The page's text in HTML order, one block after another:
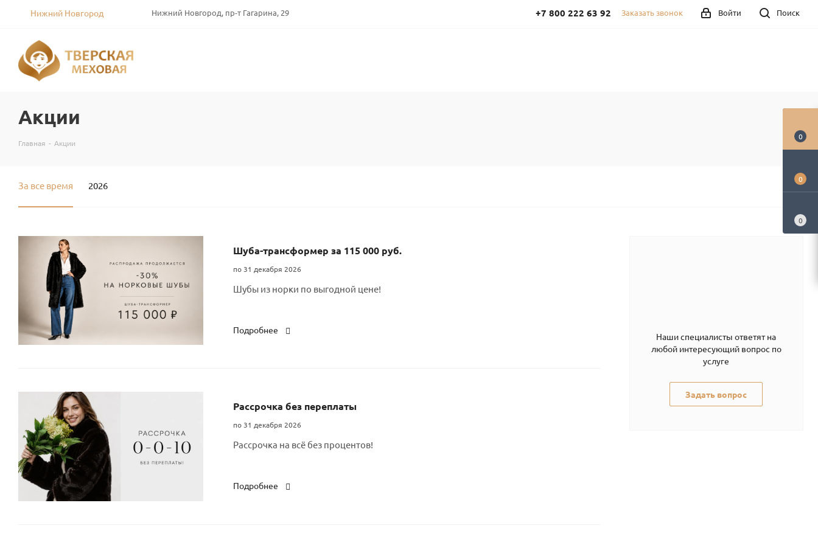
Нижний Новгород Нижний Новгород, пр-т Гагарина, 29 Поиск
Войти
+7 800 222 63 92 Заказать звонок
Акции
Главная - Акции
За все время 2026
Шуба-трансформер за 115 000 руб.
по 31 декабря 2026
Шубы из норки по выгодной цене!
Подробнее
Рассрочка без переплаты
по 31 декабря 2026
Рассрочка на всё без процентов!
Подробнее
Наши специалисты ответят на
любой интересующий вопрос по
услуге
Задать вопрос
0
0
0